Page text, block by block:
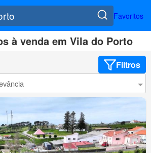
Favoritos
à venda em Vila do Porto
Filtros